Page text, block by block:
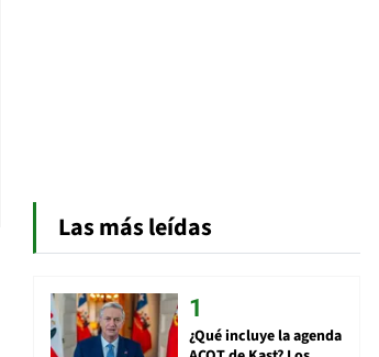
Las más leídas
¿Qué incluye la agenda